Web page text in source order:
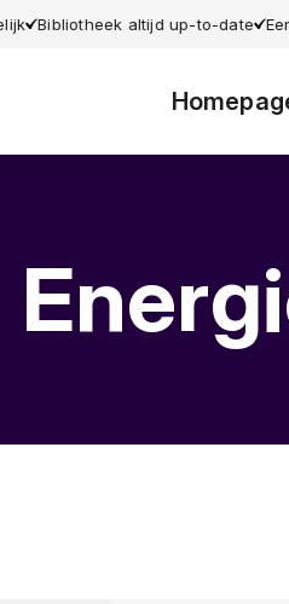
Bibliotheek altijd up-to-date